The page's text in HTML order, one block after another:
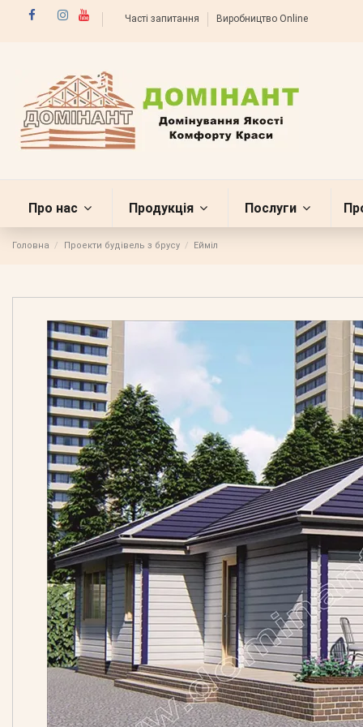
Часті запитання Виробництво Online
Про нас Продукція Послуги
Головна Проекти будівель з брусу Ейміл